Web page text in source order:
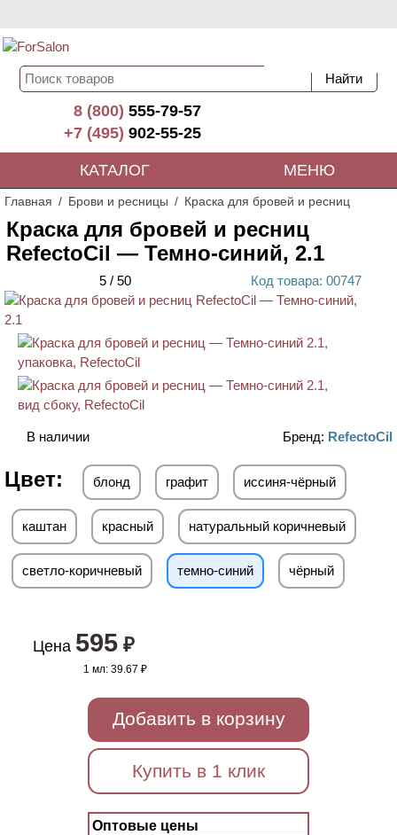
8 (800)555-79-57
+7 (495)902-55-25
КАТАЛОГ МЕНЮ
Главная Брови и ресницы Краска для бровей и ресниц
Краска для бровей и ресниц
RefectoCil — Темно-синий, 2.1
5 / 50 Код товара: 00747
В наличии Бренд: RefectoCil
Цвет: блонд графит иссиня-чёрный
каштан красный натуральный коричневый
светло-коричневый темно-синий чёрный
Цена 595₽
1 мл:39.67 ₽
Добавить в корзину
Купить в 1 клик
Оптовые цены